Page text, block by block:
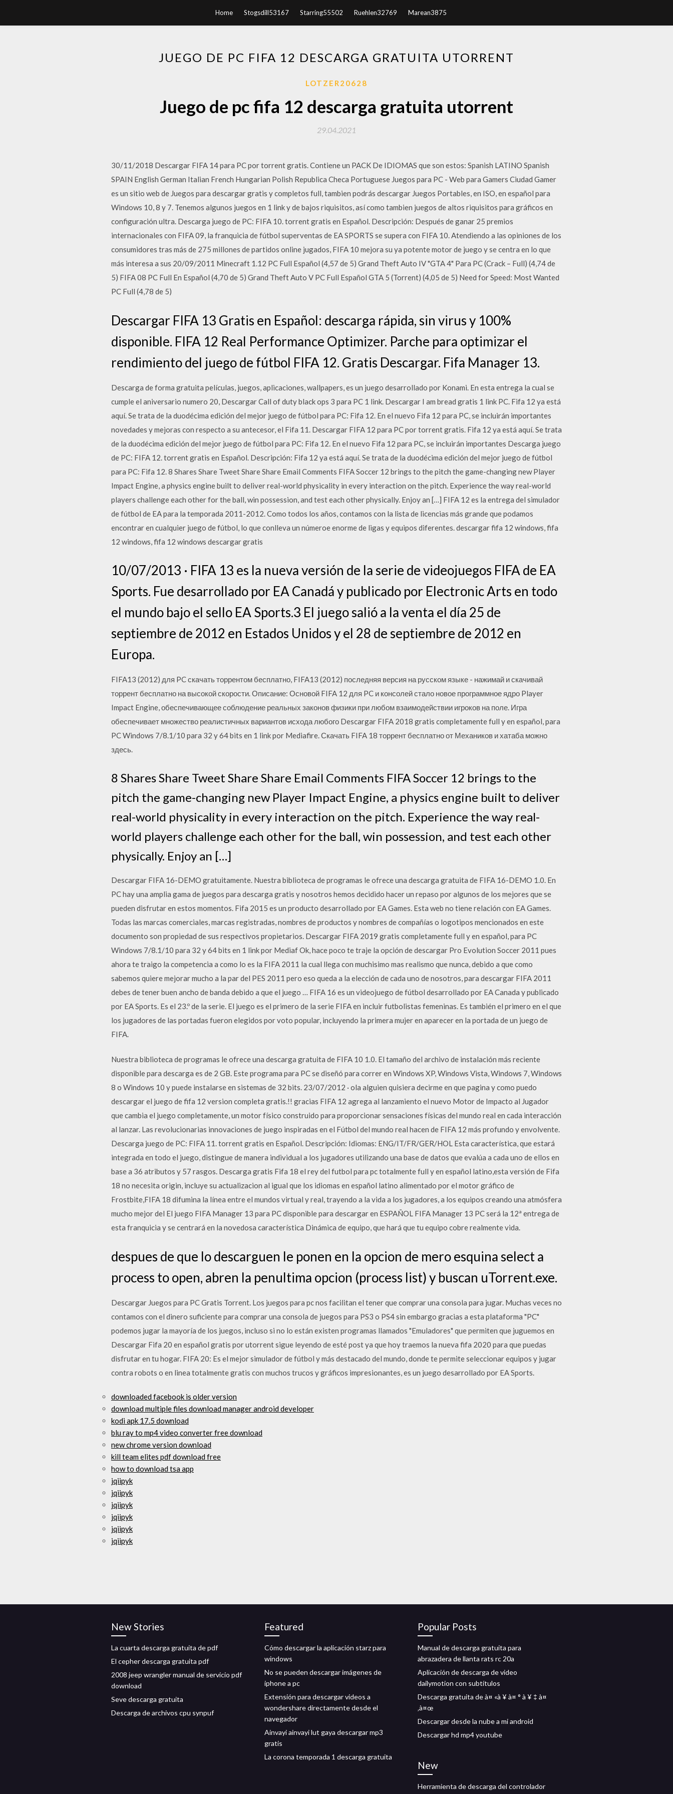
Home Stogsdill53167 Starring55502 Ruehlen32769 Marean3875
JUEGO DE PC FIFA 12 DESCARGA GRATUITA UTORRENT
LOTZER20628
Juego de pc fifa 12 descarga gratuita utorrent
29.04.2021
30/11/2018 Descargar FIFA 14 para PC por torrent gratis. Contiene un PACK De IDIOMAS que son estos: Spanish LATINO Spanish
SPAIN English German Italian French Hungarian Polish Republica Checa Portuguese Juegos para PC - Web para Gamers Ciudad Gamer
es un sitio web de Juegos para descargar gratis y completos full, tambien podrás descargar Juegos Portables, en ISO, en español para
Windows 10, 8 y 7. Tenemos algunos juegos en 1 link y de bajos riquisitos, así como tambien juegos de altos riquisitos para gráficos en
configuración ultra. Descarga juego de PC: FIFA 10. torrent gratis en Español. Descripción: Después de ganar 25 premios
internacionales con FIFA 09, la franquicia de fútbol superventas de EA SPORTS se supera con FIFA 10. Atendiendo a las opiniones de los
consumidores tras más de 275 millones de partidos online jugados, FIFA 10 mejora su ya potente motor de juego y se centra en lo que
más interesa a sus 20/09/2011 Minecraft 1.12 PC Full Español (4,57 de 5) Grand Theft Auto IV "GTA 4" Para PC (Crack – Full) (4,74 de
5) FIFA 08 PC Full En Español (4,70 de 5) Grand Theft Auto V PC Full Español GTA 5 (Torrent) (4,05 de 5) Need for Speed: Most Wanted
PC Full (4,78 de 5)
Descargar FIFA 13 Gratis en Español: descarga rápida, sin virus y 100%
disponible. FIFA 12 Real Performance Optimizer. Parche para optimizar el
rendimiento del juego de fútbol FIFA 12. Gratis Descargar. Fifa Manager 13.
Descarga de forma gratuita películas, juegos, aplicaciones, wallpapers, es un juego desarrollado por Konami. En esta entrega la cual se
cumple el aniversario numero 20, Descargar Call of duty black ops 3 para PC 1 link. Descargar I am bread gratis 1 link PC. Fifa 12 ya está
aquí. Se trata de la duodécima edición del mejor juego de fútbol para PC: Fifa 12. En el nuevo Fifa 12 para PC, se incluirán importantes
novedades y mejoras con respecto a su antecesor, el Fifa 11. Descargar FIFA 12 para PC por torrent gratis. Fifa 12 ya está aquí. Se trata
de la duodécima edición del mejor juego de fútbol para PC: Fifa 12. En el nuevo Fifa 12 para PC, se incluirán importantes Descarga juego
de PC: FIFA 12. torrent gratis en Español. Descripción: Fifa 12 ya está aquí. Se trata de la duodécima edición del mejor juego de fútbol
para PC: Fifa 12. 8 Shares Share Tweet Share Share Email Comments FIFA Soccer 12 brings to the pitch the game-changing new Player
Impact Engine, a physics engine built to deliver real-world physicality in every interaction on the pitch. Experience the way real-world
players challenge each other for the ball, win possession, and test each other physically. Enjoy an […] FIFA 12 es la entrega del simulador
de fútbol de EA para la temporada 2011-2012. Como todos los años, contamos con la lista de licencias más grande que podamos
encontrar en cualquier juego de fútbol, lo que conlleva un númeroe enorme de ligas y equipos diferentes. descargar fifa 12 windows, fifa
12 windows, fifa 12 windows descargar gratis
10/07/2013 · FIFA 13 es la nueva versión de la serie de videojuegos FIFA de EA
Sports. Fue desarrollado por EA Canadá y publicado por Electronic Arts en todo
el mundo bajo el sello EA Sports.3 El juego salió a la venta el día 25 de
septiembre de 2012 en Estados Unidos y el 28 de septiembre de 2012 en
Europa.
FIFA13 (2012) для PC скачать торрентом бесплатно, FIFA13 (2012) последняя версия на русском языке - нажимай и скачивай
торрент бесплатно на высокой скорости. Описание: Основой FIFA 12 для PC и консолей стало новое программное ядро Player
Impact Engine, обеспечивающее соблюдение реальных законов физики при любом взаимодействии игроков на поле. Игра
обеспечивает множество реалистичных вариантов исхода любого Descargar FIFA 2018 gratis completamente full y en español, para
PC Windows 7/8.1/10 para 32 y 64 bits en 1 link por Mediafire. Скачать FIFA 18 торрент бесплатно от Механиков и хатаба можно
здесь.
8 Shares Share Tweet Share Share Email Comments FIFA Soccer 12 brings to the
pitch the game-changing new Player Impact Engine, a physics engine built to deliver
real-world physicality in every interaction on the pitch. Experience the way real-
world players challenge each other for the ball, win possession, and test each other
physically. Enjoy an […]
Descargar FIFA 16-DEMO gratuitamente. Nuestra biblioteca de programas le ofrece una descarga gratuita de FIFA 16-DEMO 1.0. En
PC hay una amplia gama de juegos para descarga gratis y nosotros hemos decidido hacer un repaso por algunos de los mejores que se
pueden disfrutar en estos momentos. Fifa 2015 es un producto desarrollado por EA Games. Esta web no tiene relación con EA Games.
Todas las marcas comerciales, marcas registradas, nombres de productos y nombres de compañías o logotipos mencionados en este
documento son propiedad de sus respectivos propietarios. Descargar FIFA 2019 gratis completamente full y en español, para PC
Windows 7/8.1/10 para 32 y 64 bits en 1 link por Mediaf Ok, hace poco te traje la opción de descargar Pro Evolution Soccer 2011 pues
ahora te traigo la competencia a como lo es la FIFA 2011 la cual llega con muchisimo mas realismo que nunca, debido a que como
sabemos quiere mejorar mucho a la par del PES 2011 pero eso queda a la elección de cada uno de nosotros, para descargar FIFA 2011
debes de tener buen ancho de banda debido a que el juego … FIFA 16 es un videojuego de fútbol desarrollado por EA Canada y publicado
por EA Sports. Es el 23.º de la serie. El juego es el primero de la serie FIFA en incluir futbolistas femeninas. Es también el primero en el que
los jugadores de las portadas fueron elegidos por voto popular, incluyendo la primera mujer en aparecer en la portada de un juego de
FIFA.
Nuestra biblioteca de programas le ofrece una descarga gratuita de FIFA 10 1.0. El tamaño del archivo de instalación más reciente
disponible para descarga es de 2 GB. Este programa para PC se diseñó para correr en Windows XP, Windows Vista, Windows 7, Windows
8 o Windows 10 y puede instalarse en sistemas de 32 bits. 23/07/2012 · ola alguien quisiera decirme en que pagina y como puedo
descargar el juego de fifa 12 version completa gratis.!! gracias FIFA 12 agrega al lanzamiento el nuevo Motor de Impacto al Jugador
que cambia el juego completamente, un motor físico construido para proporcionar sensaciones físicas del mundo real en cada interacción
al lanzar. Las revolucionarias innovaciones de juego inspiradas en el Fútbol del mundo real hacen de FIFA 12 más profundo y envolvente.
Descarga juego de PC: FIFA 11. torrent gratis en Español. Descripción: Idiomas: ENG/IT/FR/GER/HOL Esta característica, que estará
integrada en todo el juego, distingue de manera individual a los jugadores utilizando una base de datos que evalúa a cada uno de ellos en
base a 36 atributos y 57 rasgos. Descarga gratis Fifa 18 el rey del futbol para pc totalmente full y en español latino,esta versión de Fifa
18 no necesita origin, incluye su actualizacion al igual que los idiomas en español latino alimentado por el motor gráfico de
Frostbite,FIFA 18 difumina la línea entre el mundos virtual y real, trayendo a la vida a los jugadores, a los equipos creando una atmósfera
mucho mejor del El juego FIFA Manager 13 para PC disponible para descargar en ESPAÑOL FIFA Manager 13 PC será la 12ª entrega de
esta franquicia y se centrará en la novedosa característica Dinámica de equipo, que hará que tu equipo cobre realmente vida.
despues de que lo descarguen le ponen en la opcion de mero esquina select a
process to open, abren la penultima opcion (process list) y buscan uTorrent.exe.
Descargar Juegos para PC Gratis Torrent. Los juegos para pc nos facilitan el tener que comprar una consola para jugar. Muchas veces no
contamos con el dinero suficiente para comprar una consola de juegos para PS3 o PS4 sin embargo gracias a esta plataforma "PC"
podemos jugar la mayoría de los juegos, incluso si no lo están existen programas llamados "Emuladores" que permiten que juguemos en
Descargar Fifa 20 en español gratis por utorrent sigue leyendo de esté post ya que hoy traemos la nueva fifa 2020 para que puedas
disfrutar en tu hogar. FIFA 20: Es el mejor simulador de fútbol y más destacado del mundo, donde te permite seleccionar equipos y jugar
contra robots o en linea totalmente gratis con muchos trucos y gráficos impresionantes, es un juego desarrollado por EA Sports.
downloaded facebook is older version
download multiple files download manager android developer
kodi apk 17.5 download
blu ray to mp4 video converter free download
new chrome version download
kill team elites pdf download free
how to download tsa app
jqiipyk
jqiipyk
jqiipyk
jqiipyk
jqiipyk
jqiipyk
New Stories
La cuarta descarga gratuita de pdf
El cepher descarga gratuita pdf
2008 jeep wrangler manual de servicio pdf
download
Seve descarga gratuita
Descarga de archivos cpu synpuf
Featured
Cómo descargar la aplicación starz para
windows
No se pueden descargar imágenes de
iphone a pc
Extensión para descargar videos a
wondershare directamente desde el
navegador
Ainvayi ainvayi lut gaya descargar mp3
gratis
La corona temporada 1 descarga gratuita
Popular Posts
Manual de descarga gratuita para
abrazadera de llanta rats rc 20a
Aplicación de descarga de video
dailymotion con subtítulos
Descarga gratuita de à¤ «à ¥ à¤ ° à ¥ ‡ à¤
‚à¤œ
Descargar desde la nube a mi android
Descargar hd mp4 youtube
New
Herramienta de descarga del controlador